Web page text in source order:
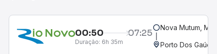
00:50 07:25
Duração: 6h 35m
Nova Mutum, MT
Porto Dos